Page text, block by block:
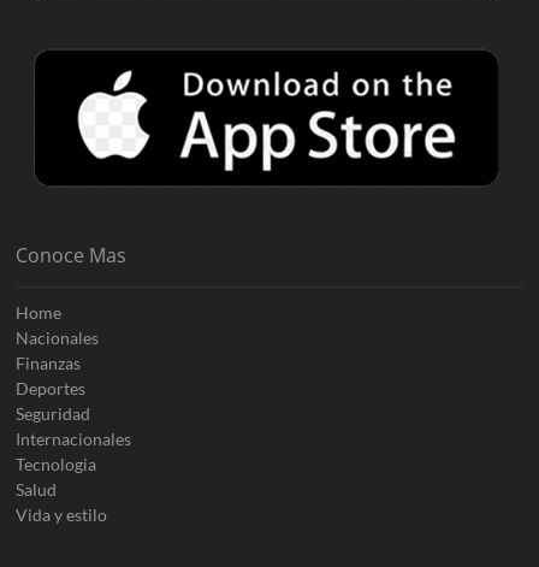
Conoce Mas
Home
Nacionales
Finanzas
Deportes
Seguridad
Internacionales
Tecnologia
Salud
Vida y estilo